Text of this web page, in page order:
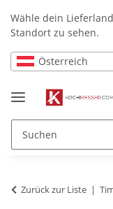
Wähle dein
Standort zu sehen.
Österreich
Zurück zur Liste